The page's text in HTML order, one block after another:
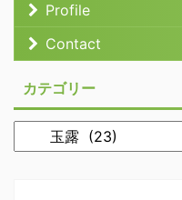
Profile
Contact
カテゴリー